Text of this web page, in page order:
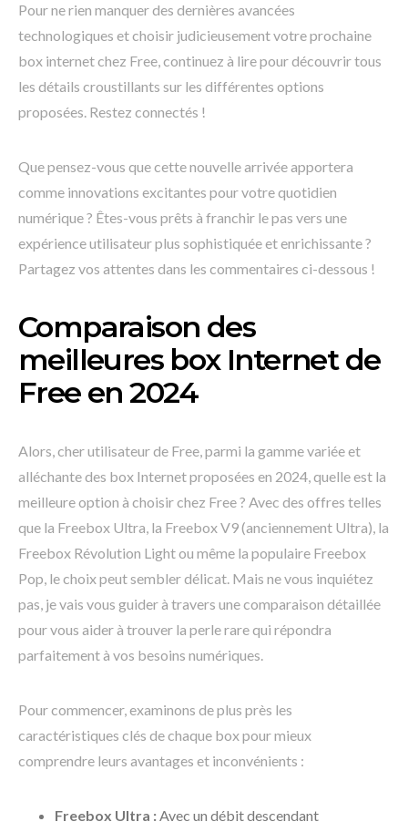
Pour ne rien manquer des dernières avancées
technologiques et choisir judicieusement votre prochaine
box internet chez Free, continuez à lire pour découvrir tous
les détails croustillants sur les différentes options
proposées. Restez connectés !
Que pensez-vous que cette nouvelle arrivée apportera
comme innovations excitantes pour votre quotidien
numérique ? Êtes-vous prêts à franchir le pas vers une
expérience utilisateur plus sophistiquée et enrichissante ?
Partagez vos attentes dans les commentaires ci-dessous !
Comparaison des
meilleures box Internet de
Free en 2024
Alors, cher utilisateur de Free, parmi la gamme variée et
alléchante des box Internet proposées en 2024, quelle est la
meilleure option à choisir chez Free ? Avec des offres telles
que la Freebox Ultra, la Freebox V9 (anciennement Ultra), la
Freebox Révolution Light ou même la populaire Freebox
Pop, le choix peut sembler délicat. Mais ne vous inquiétez
pas, je vais vous guider à travers une comparaison détaillée
pour vous aider à trouver la perle rare qui répondra
parfaitement à vos besoins numériques.
Pour commencer, examinons de plus près les
caractéristiques clés de chaque box pour mieux
comprendre leurs avantages et inconvénients :
Freebox Ultra :Avec un débit descendant